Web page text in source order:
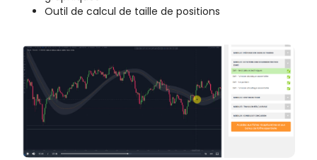
Outil de calcul de taille de positions